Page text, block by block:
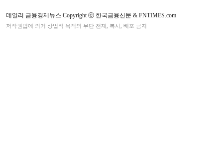
데일리 금융경제뉴스 Copyright ⓒ 한국금융신문 & FNTIMES.com
저작권법에 의거 상업적 목적의 무단 전재, 복사, 배포 금지